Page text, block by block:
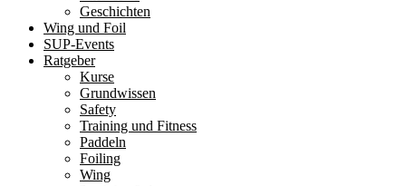
Geschichten
Wing und Foil
SUP-Events
Ratgeber
Kurse
Grundwissen
Safety
Training und Fitness
Paddeln
Foiling
Wing